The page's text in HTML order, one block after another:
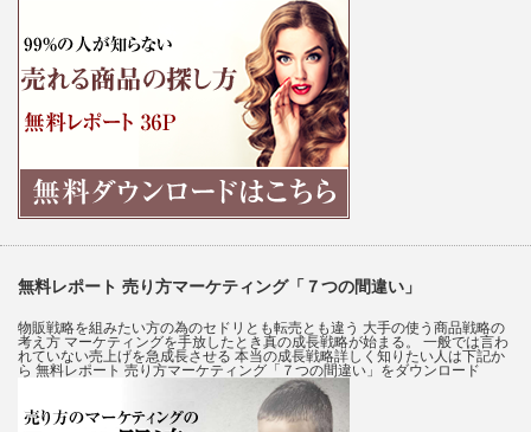
無料レポート 売り方マーケティング「７つの間違い」
物販戦略を組みたい方の為のセドリとも転売とも違う 大手の使う商品戦略の
考え方 マーケティングを手放したとき真の成長戦略が始まる。 一般では言わ
れていない売上げを急成長させる 本当の成長戦略詳しく知りたい人は下記か
ら 無料レポート 売り方マーケティング「７つの間違い」をダウンロード